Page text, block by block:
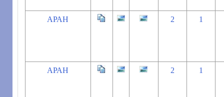
АРАН 2 1
АРАН 2 1